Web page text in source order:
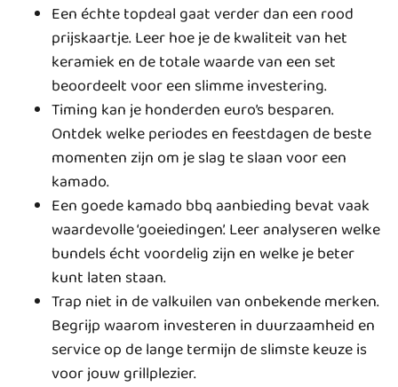
Een échte topdeal gaat verder dan een rood
prijskaartje. Leer hoe je de kwaliteit van het
keramiek en de totale waarde van een set
beoordeelt voor een slimme investering.
Timing kan je honderden euro’s besparen.
Ontdek welke periodes en feestdagen de beste
momenten zijn om je slag te slaan voor een
kamado.
Een goede kamado bbq aanbieding bevat vaak
waardevolle ‘goeiedingen’. Leer analyseren welke
bundels écht voordelig zijn en welke je beter
kunt laten staan.
Trap niet in de valkuilen van onbekende merken.
Begrijp waarom investeren in duurzaamheid en
service op de lange termijn de slimste keuze is
voor jouw grillplezier.